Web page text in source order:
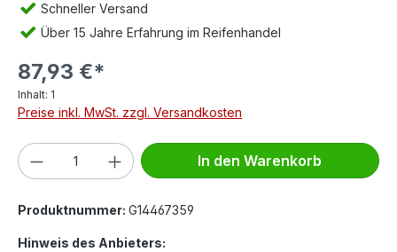
Schneller Versand
Über 15 Jahre Erfahrung im Reifenhandel
87,93 €*
Inhalt: 1
Preise inkl. MwSt. zzgl. Versandkosten
Produkt Anzahl: Gib den gewünschten
In den Warenkorb
Produktnummer: G14467359
Hinweis des Anbieters: